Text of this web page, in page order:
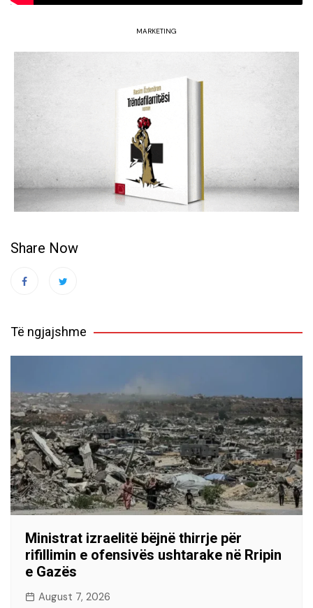
MARKETING
Share Now
Të ngjajshme
Ministrat izraelitë bëjnë thirrje për
rifillimin e ofensivës ushtarake në Rripin
e Gazës
August 7, 2026